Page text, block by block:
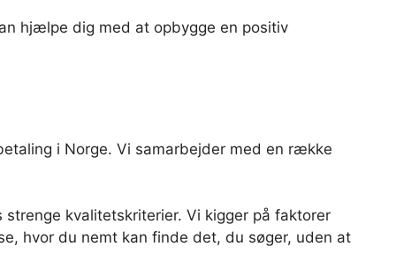
hjælpe dig med at opbygge en positiv
i Norge. Vi samarbejder med en række
kvalitetskriterier. Vi kigger på faktorer
hvor du nemt kan finde det, du søger, uden at